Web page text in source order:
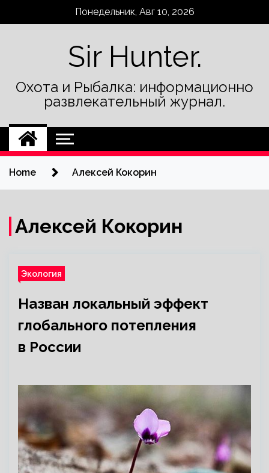
Понедельник, Авг 10, 2026
Sir Hunter.
Охота и Рыбалка: информационно
развлекательный журнал.
Home Алексей Кокорин
Алексей Кокорин
Экология
Назван локальный эффект
глобального потепления
в России